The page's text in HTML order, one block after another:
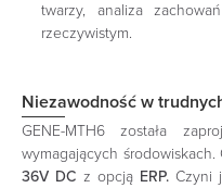
twarzy, analiza
rzeczywistym. ​
Niezawodność w
GENE-MTH6 została
wymagających
36V DC z opcją ERP. Czyni